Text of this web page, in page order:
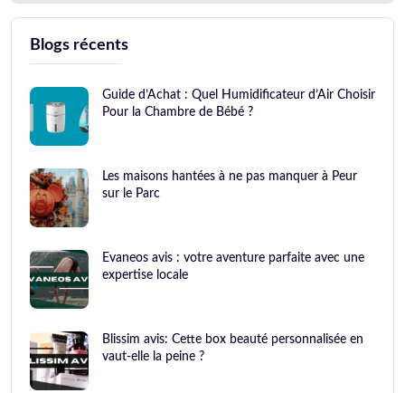
Blogs récents
Guide d’Achat : Quel Humidificateur d’Air Choisir
Pour la Chambre de Bébé ?
Les maisons hantées à ne pas manquer à Peur
sur le Parc
Evaneos avis : votre aventure parfaite avec une
expertise locale
Blissim avis: Cette box beauté personnalisée en
vaut-elle la peine ?